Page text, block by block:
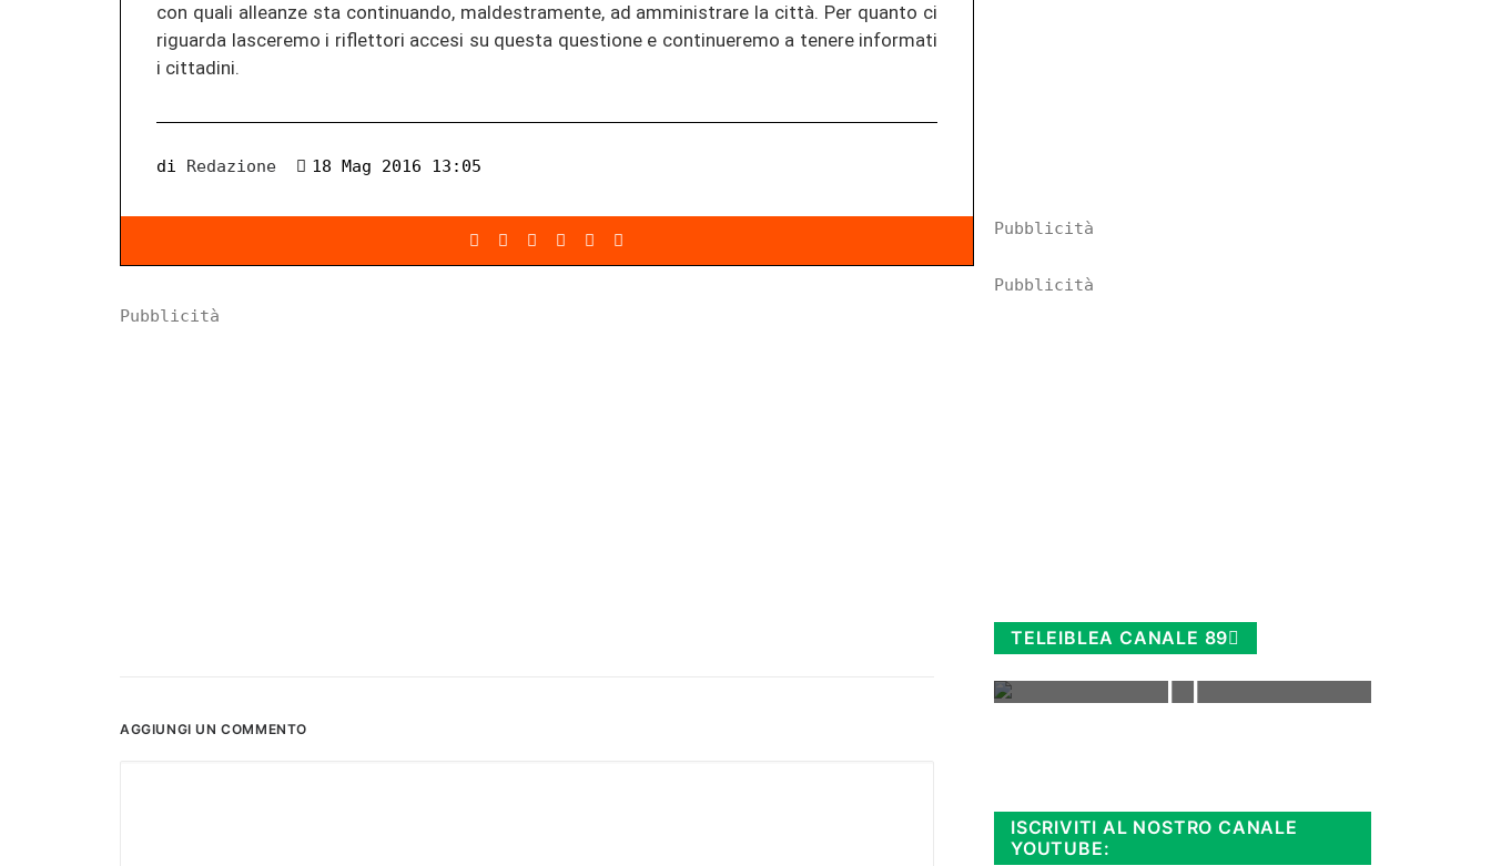
con quali alleanze sta continuando, maldestramente, ad amministrare la città. Per quanto ci
riguarda lasceremo i riflettori accesi su questa questione e continueremo a tenere informati
i cittadini.
di Redazione 18 Mag 2016 13:05
Pubblicità
AGGIUNGI UN COMMENTO
Pubblicità
Pubblicità
TELEIBLEA CANALE 89
ISCRIVITI AL NOSTRO CANALE
YOUTUBE: